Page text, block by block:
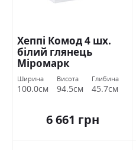
Хеппі Комод 4 шх.
білий глянець
Міромарк
Ширина
100.0см
Висота
94.5см
Глибина
45.7см
6 661 грн